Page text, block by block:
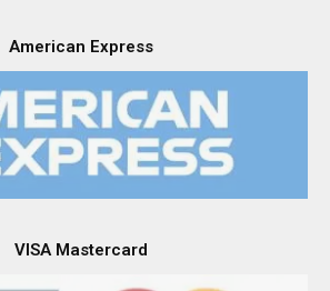
American Express
VISA Mastercard